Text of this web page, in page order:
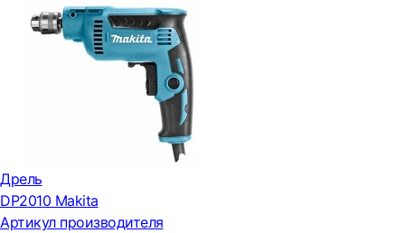
Дрель
DP2010 Makita
Артикул производителя